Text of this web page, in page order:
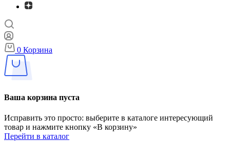
0 Корзина
Ваша корзина пуста
Исправить это просто: выберите в каталоге интересующий
товар и нажмите кнопку «В корзину»
Перейти в каталог